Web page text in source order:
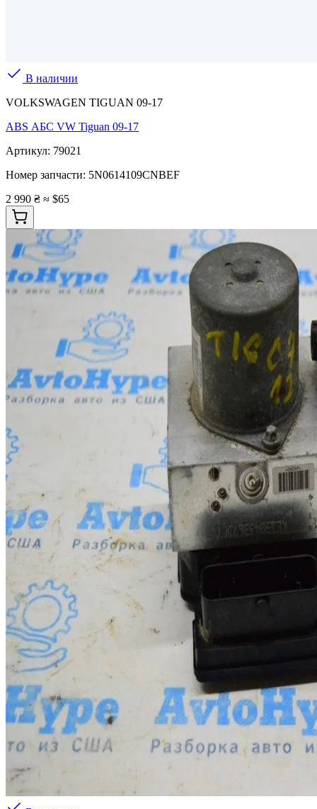
В наличии
VOLKSWAGEN TIGUAN 09-17
ABS АБС VW Tiguan 09-17
Артикул: 79021
Номер запчасти: 5N0614109CNBEF
2 990 ₴ ≈ $65